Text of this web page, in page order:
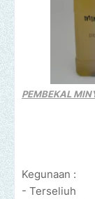
PEMBEKAL
Kegunaan :
- Terseliuh